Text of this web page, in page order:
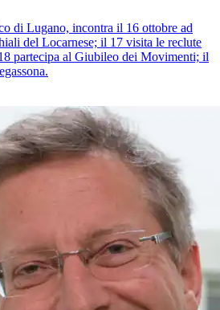
di Lugano, incontra il 16 ottobre ad
del Locarnese; il 17 visita le reclute
partecipa al Giubileo dei Movimenti; il